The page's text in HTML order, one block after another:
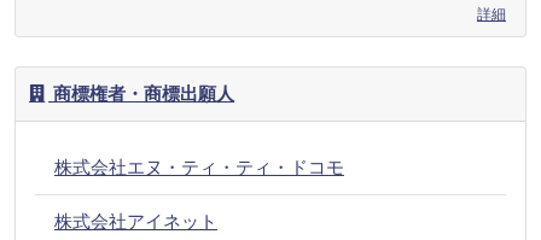
詳細
商標権者・商標出願人
株式会社エヌ・ティ・ティ・ドコモ
株式会社アイネット